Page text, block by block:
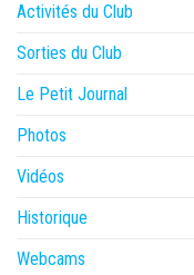
Activités du Club
Sorties du Club
Le Petit Journal
Photos
Vidéos
Historique
Webcams